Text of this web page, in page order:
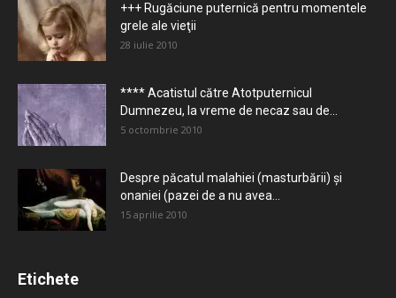
+++ Rugăciune puternică pentru momentele
grele ale vieţii
28 iulie 2010
**** Acatistul către Atotputernicul
Dumnezeu, la vreme de necaz sau de...
5 octombrie 2010
Despre păcatul malahiei (masturbării) şi
onaniei (pazei de a nu avea...
15 aprilie 2010
Etichete